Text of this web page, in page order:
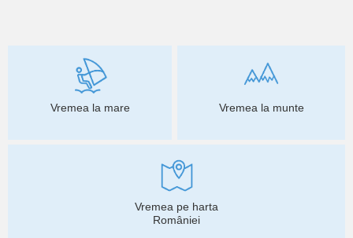
Vremea la mare Vremea la munte
Vremea pe harta
României